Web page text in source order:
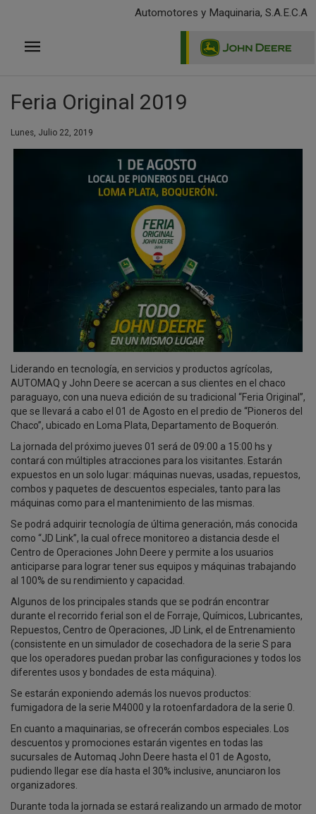
principal
Automotores y Maquinaria, S.A.E.C.A
Feria Original 2019
Lunes, Julio 22, 2019
Liderando en tecnología, en servicios y productos agrícolas,
AUTOMAQ y John Deere se acercan a sus clientes en el chaco
paraguayo, con una nueva edición de su tradicional “Feria Original”,
que se llevará a cabo el 01 de Agosto en el predio de “Pioneros del
Chaco”, ubicado en Loma Plata, Departamento de Boquerón.
La jornada del próximo jueves 01 será de 09:00 a 15:00 hs y
contará con múltiples atracciones para los visitantes. Estarán
expuestos en un solo lugar: máquinas nuevas, usadas, repuestos,
combos y paquetes de descuentos especiales, tanto para las
máquinas como para el mantenimiento de las mismas.
Se podrá adquirir tecnología de última generación, más conocida
como “JD Link”, la cual ofrece monitoreo a distancia desde el
Centro de Operaciones John Deere y permite a los usuarios
anticiparse para lograr tener sus equipos y máquinas trabajando
al 100% de su rendimiento y capacidad.
Algunos de los principales stands que se podrán encontrar
durante el recorrido ferial son el de Forraje, Químicos, Lubricantes,
Repuestos, Centro de Operaciones, JD Link, el de Entrenamiento
(consistente en un simulador de cosechadora de la serie S para
que los operadores puedan probar las configuraciones y todos los
diferentes usos y bondades de esta máquina).
Se estarán exponiendo además los nuevos productos:
fumigadora de la serie M4000 y la rotoenfardadora de la serie 0.
En cuanto a maquinarias, se ofrecerán combos especiales. Los
descuentos y promociones estarán vigentes en todas las
sucursales de Automaq John Deere hasta el 01 de Agosto,
pudiendo llegar ese día hasta el 30% inclusive, anunciaron los
organizadores.
Durante toda la jornada se estará realizando un armado de motor